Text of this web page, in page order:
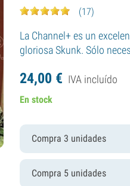
(17)
La Channel+ es un
gloriosa Skunk. Sólo
24,00 € IVA incluído
En stock
Compra 3 unidades
Compra 5 unidades